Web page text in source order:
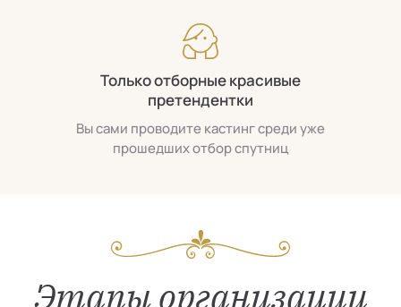
Только отборные красивые
претендентки
Вы сами проводите кастинг среди уже
прошедших отбор спутниц
Этапы организации